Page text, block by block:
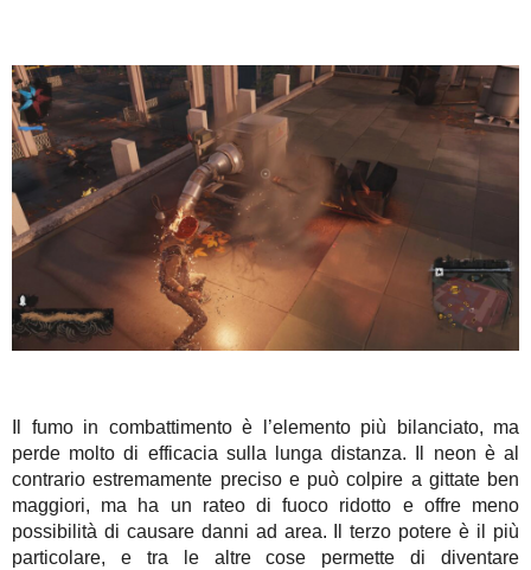
Il fumo in combattimento è l’elemento più bilanciato, ma
perde molto di efficacia sulla lunga distanza. Il neon è al
contrario estremamente preciso e può colpire a gittate ben
maggiori, ma ha un rateo di fuoco ridotto e offre meno
possibilità di causare danni ad area. Il terzo potere è il più
particolare, e tra le altre cose permette di diventare